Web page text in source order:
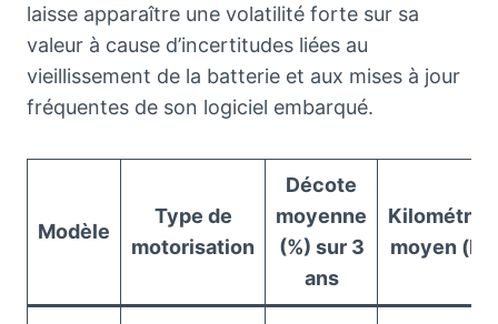
laisse apparaître une volatilité forte sur sa
valeur à cause d’incertitudes liées au
vieillissement de la batterie et aux mises à jour
fréquentes de son logiciel embarqué.
Modèle
Type de
motorisation
Décote
moyenne
(%) sur 3
ans
moyen